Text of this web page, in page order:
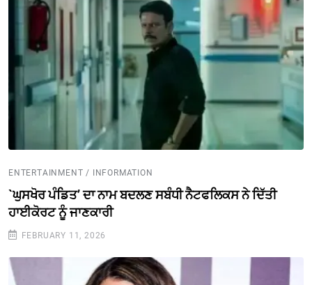
ENTERTAINMENT / INFORMATION
`ਘੁਸਖੋਰ ਪੰਡਿਤ’ ਦਾ ਨਾਮ ਬਦਲਣ ਸਬੰਧੀ ਨੈਟਫਲਿਕਸ ਨੇ ਦਿੱਤੀ
ਹਾਈਕੋਰਟ ਨੂੰ ਜਾਣਕਾਰੀ
FEBRUARY 11, 2026